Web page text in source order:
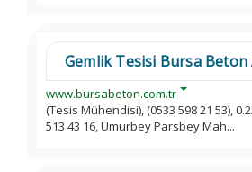
Gemlik Tesisi Bursa Beton
www.bursabeton.com.tr
(Tesis Mühendisi), (0533 598 21 53),
513 43 16, Umurbey Parsbey Mah...